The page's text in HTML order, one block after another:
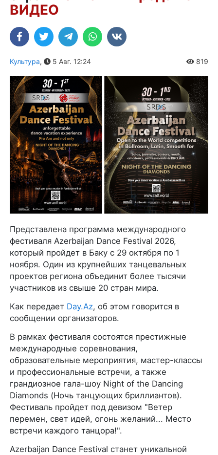
ВИДЕО
Культура, 5 Авг. 12:24 819
Представлена программа международного
фестиваля Azerbaijan Dance Festival 2026,
который пройдет в Баку с 29 октября по 1
ноября. Один из крупнейших танцевальных
проектов региона объединит более тысячи
участников из свыше 20 стран мира.
Как передает Day.Az, об этом говорится в
сообщении организаторов.
В рамках фестиваля состоятся престижные
международные соревнования,
образовательные мероприятия, мастер-классы
и профессиональные встречи, а также
грандиозное гала-шоу Night of the Dancing
Diamonds (Ночь танцующих бриллиантов).
Фестиваль пройдет под девизом "Ветер
перемен, свет идей, огонь желаний... Место
встречи каждого танцора!".
Azerbaijan Dance Festival станет уникальной